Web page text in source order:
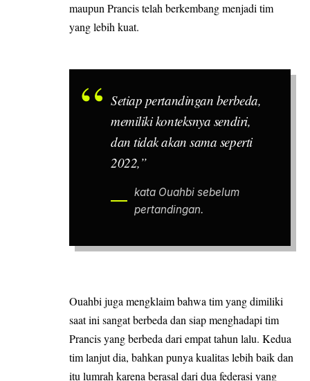
maupun Prancis telah berkembang menjadi tim
yang lebih kuat.
Setiap pertandingan berbeda,
memiliki konteksnya sendiri,
dan tidak akan sama seperti
2022,”
kata Ouahbi sebelum
pertandingan.
Ouahbi juga mengklaim bahwa tim yang dimiliki
saat ini sangat berbeda dan siap menghadapi tim
Prancis yang berbeda dari empat tahun lalu. Kedua
tim lanjut dia, bahkan punya kualitas lebih baik dan
itu lumrah karena berasal dari dua federasi yang